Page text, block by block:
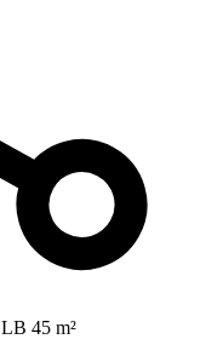
LB 45 m²